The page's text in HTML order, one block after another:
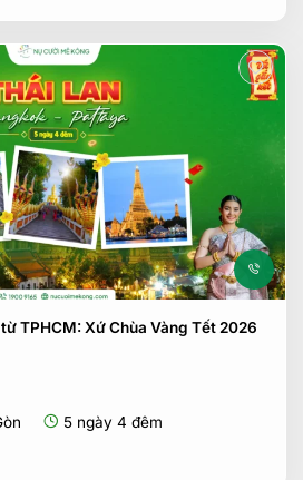
TPHCM: Xứ Chùa Vàng Tết 2026
5 ngày 4 đêm